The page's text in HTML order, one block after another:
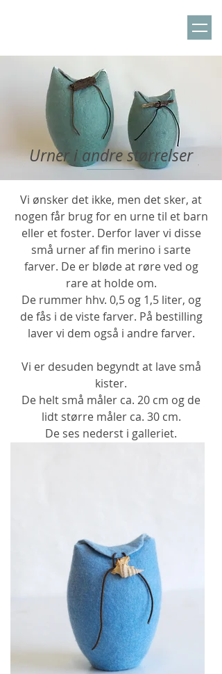
Urner i andre størrelser
Vi ønsker det ikke, men det sker, at
nogen får brug for en urne til et barn
eller et foster. Derfor laver vi disse
små urner af fin merino i sarte
farver. De er bløde at røre ved og
rare at holde om.
De rummer hhv. 0,5 og 1,5 liter, og
de fås i de viste farver. På bestilling
laver vi dem også i andre farver.
Vi er desuden begyndt at lave små
kister.
De helt små måler ca. 20 cm og de
lidt større måler ca. 30 cm.
De ses nederst i galleriet.